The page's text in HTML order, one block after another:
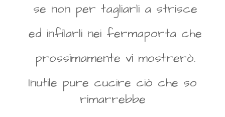
se non per tagliarli a strisce
ed infilarli nei fermaporta che
prossimamente vi mostrerò.
Inutile pure cucire ciò che so
rimarrebbe